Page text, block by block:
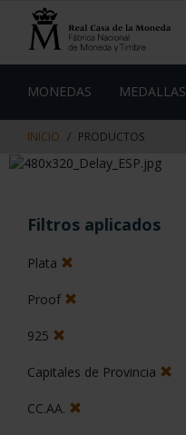
contenido
de
MONEDAS MEDALLAS
INICIO PRODUCTOS
Filtros aplicados
Plata
Proof
925
Capitales de Provincia
CC.AA.